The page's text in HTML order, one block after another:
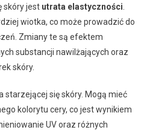
skóry jest utrata elastyczności
wiotka, co może prowadzić do
Zmiany te są efektem
substancji nawilżających oraz
skóry.
starzejącej się skóry. Mogą mieć
kolorytu cery, co jest wynikiem
UV oraz różnych